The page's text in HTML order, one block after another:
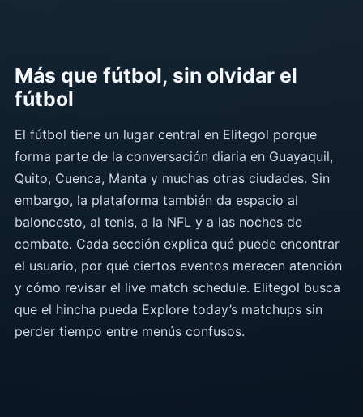
Más que fútbol, sin olvidar el
fútbol
El fútbol tiene un lugar central en Elitegol porque
forma parte de la conversación diaria en Guayaquil,
Quito, Cuenca, Manta y muchas otras ciudades. Sin
embargo, la plataforma también da espacio al
baloncesto, al tenis, a la NFL y a las noches de
combate. Cada sección explica qué puede encontrar
el usuario, por qué ciertos eventos merecen atención
y cómo revisar el live match schedule. Elitegol busca
que el hincha pueda Explore today’s matchups sin
perder tiempo entre menús confusos.